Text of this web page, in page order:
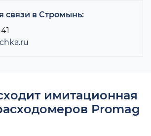
связи в Стромынь:
имитационная
Promag